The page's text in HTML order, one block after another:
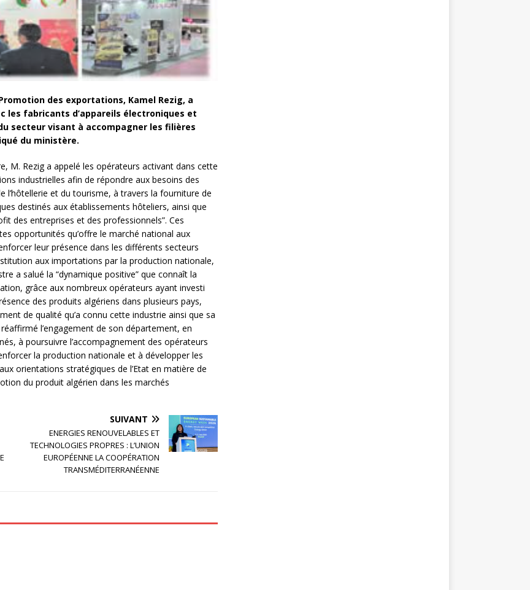
des exportations, Kamel Rezig, a
les fabricants d’appareils électroniques et
secteur visant à accompagner les filières
du ministère.
M. Rezig a appelé les opérateurs activant dans cette
industrielles afin de répondre aux besoins des
l’hôtellerie et du tourisme, à travers la fourniture de
destinés aux établissements hôteliers, ainsi que
des entreprises et des professionnels”. Ces
opportunités qu’offre le marché national aux
leur présence dans les différents secteurs
aux importations par la production nationale,
a salué la “dynamique positive” que connaît la
grâce aux nombreux opérateurs ayant investi
des produits algériens dans plusieurs pays,
de qualité qu’a connu cette industrie ainsi que sa
l’engagement de son département, en
à poursuivre l’accompagnement des opérateurs
la production nationale et à développer les
orientations stratégiques de l’Etat en matière de
du produit algérien dans les marchés
SUIVANT
ENERGIES RENOUVELABLES ET
TECHNOLOGIES PROPRES : L’UNION
EUROPÉENNE LA COOPÉRATION
TRANSMÉDITERRANÉENNE